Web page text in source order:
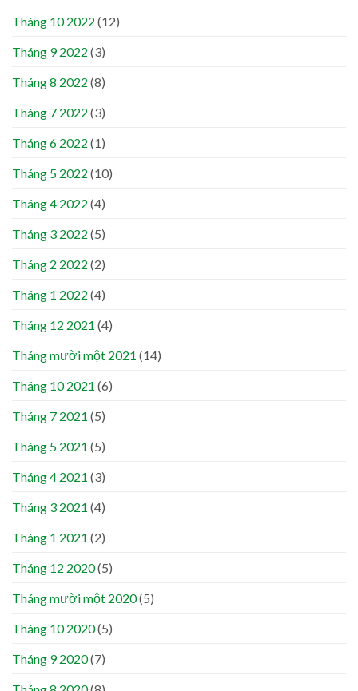
Tháng 10 2022 (12)
Tháng 9 2022 (3)
Tháng 8 2022 (8)
Tháng 7 2022 (3)
Tháng 6 2022 (1)
Tháng 5 2022 (10)
Tháng 4 2022 (4)
Tháng 3 2022 (5)
Tháng 2 2022 (2)
Tháng 1 2022 (4)
Tháng 12 2021 (4)
Tháng mười một 2021 (14)
Tháng 10 2021 (6)
Tháng 7 2021 (5)
Tháng 5 2021 (5)
Tháng 4 2021 (3)
Tháng 3 2021 (4)
Tháng 1 2021 (2)
Tháng 12 2020(5)
Tháng mười một 2020(5)
Tháng 10 2020(5)
Tháng 9 2020(7)